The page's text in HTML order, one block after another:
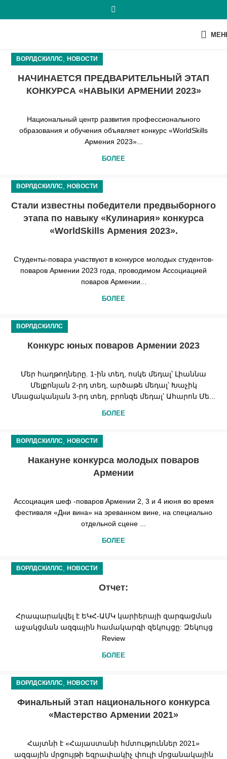
ВОРЛДСКИЛЛС НОВОСТИ
НАЧИНАЕТСЯ ПРЕДВАРИТЕЛЬНЫЙ ЭТАП
КОНКУРСА «НАВЫКИ АРМЕНИИ 2023»
Национальный центр развития профессионального
образования и обучения объявляет конкурс «WorldSkills
Армения 2023»...
БОЛЕЕ
ВОРЛДСКИЛЛС НОВОСТИ
Стали известны победители предвыборного
этапа по навыку «Кулинария» конкурса
«WorldSkills Армения 2023».
Студенты-повара участвуют в конкурсе молодых студентов-
поваров Армении 2023 года, проводимом Ассоциацией
поваров Армении...
БОЛЕЕ
ВОРЛДСКИЛЛС
Конкурс юных поваров Армении 2023
Մեր հաղթողները. 1֊ին տեղ, ոսկե մեդալ՝ Լիաննա
Մելքոնյան 2֊րդ տեղ, արծաթե մեդալ՝ Խաչիկ
Մնացականյան 3֊րդ տեղ, բրոնզե մեդալ՝ Ահարոն Մե...
БОЛЕЕ
ВОРЛДСКИЛЛС НОВОСТИ
Накануне конкурса молодых поваров
Армении
Ассоциация шеф -поваров Армении 2, 3 и 4 июня во время
фестиваля «Дни вина» на эреванном вине, на специально
отдельной сцене ...
БОЛЕЕ
ВОРЛДСКИЛЛС НОВОСТИ
Отчет:
Հրապարակվել է ԵԿՀ-ԱՄԿ կարիերայի զարգացման
աջակցման ազգային համակարգի զեկույցը: Զեկույց
Review
БОЛЕЕ
ВОРЛДСКИЛЛС НОВОСТИ
Финальный этап национального конкурса
«Мастерство Армении 2021»
Հայտնի է «Հայաստանի հմտություններ 2021»
ազգային մրցույթի եզրափակիչ փուլի մրցանակային